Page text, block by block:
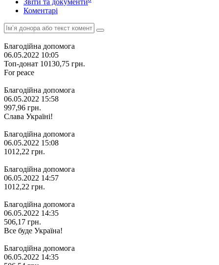
Коментарі
Благодійна допомога
06.05.2022 10:05
Топ-донат 10130,75 грн.
For peace
Благодійна допомога
06.05.2022 15:58
997,96 грн.
Слава Україні!
Благодійна допомога
06.05.2022 15:08
1012,22 грн.
Благодійна допомога
06.05.2022 14:57
1012,22 грн.
Благодійна допомога
06.05.2022 14:35
506,17 грн.
Все буде Україна!
Благодійна допомога
06.05.2022 14:35